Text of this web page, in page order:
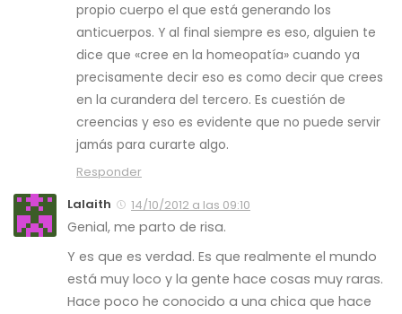
propio cuerpo el que está generando los
anticuerpos. Y al final siempre es eso, alguien te
dice que «cree en la homeopatía» cuando ya
precisamente decir eso es como decir que crees
en la curandera del tercero. Es cuestión de
creencias y eso es evidente que no puede servir
jamás para curarte algo.
Responder
Lalaith
14/10/2012 a las 09:10
Genial, me parto de risa.
Y es que es verdad. Es que realmente el mundo
está muy loco y la gente hace cosas muy raras.
Hace poco he conocido a una chica que hace